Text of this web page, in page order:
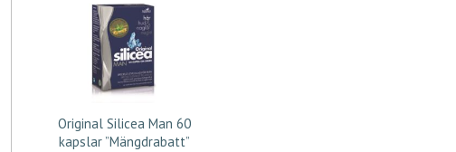
Original Silicea Man 60
kapslar ”Mängdrabatt”